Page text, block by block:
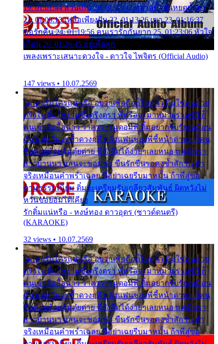
19. 01:01:44 ส่วนเกิน 20. 01:05:42 หยาดน้ำฝนหยดน้ำตา
21. 01:09:13 เหลือเพียงฝัน 22. 01:13:26 เขา 23. 01:16:37
ขอรักคืน 24. 01:19:56 คนเรารักกันยาก 25. 01:23:06 หัวใจ
เถื่อน 26. 01:26:45 อยู่เพื่อลูก
เพลงเพราะเสนาะดวงใจ - ดาวใจ ไพจิตร (Official Audio)
147 views • 10.07.2569
ไม่เคยรักใครแน่หรือ อยากเชื่อถือก็ไม่กล้า ติ๋มใช่คนสวย
ตรึงใจ ติ๋มใช่งามซึ้งตรึงตรา พี่หรือจะมาหมายร่วมชีวี ก็
คนเขาลืออื้อฉาว ว่าสาวๆรุมตอมพี่ ติ๋มอยากรับรักเหมือน
กัน แต่หวั่นจะช้ำดวงฤดี กลัวแฟนของพี่ชี้หน้าด่าทอ ก็คน
ชื่อต๋อยต้อยตุ้มตุ๋ยต่าย พี่ยังลืมได้ง่ายๆเลยหนอ แค่ตัวเรา
สาวบ้านนา แสนจะซอมซ่อ ขืนรักขืนรอคงช้ำสักวัน ถ้า
จริงเหมือนคำพร่ำเฉลย พี่อย่าเฉยรีบมาหมั้น ถ้าพี่สู่ขอ
ตามธรรมเนียม ติ๋มจะเตรียมรับเกลียวสัมพันธ์ ผิดหวังไม่
หวั่นขอยอมได้เคียง
รักติ๋มแน่หรือ - หงษ์ทอง ดาวอุดร (ซาวด์ดนตรี)
(KARAOKE)
32 views • 10.07.2569
ไม่เคยรักใครแน่หรือ อยากเชื่อถือก็ไม่กล้า ติ๋มใช่คนสวย
ตรึงใจ ติ๋มใช่งามซึ้งตรึงตรา พี่หรือจะมาหมายร่วมชีวี ก็
คนเขาลืออื้อฉาว ว่าสาวๆรุมตอมพี่ ติ๋มอยากรับรักเหมือน
กัน แต่หวั่นจะช้ำดวงฤดี กลัวแฟนของพี่ชี้หน้าด่าทอ ก็คน
ชื่อต๋อยต้อยตุ้มตุ๋ยต่าย พี่ยังลืมได้ง่ายๆเลยหนอ แค่ตัวเรา
สาวบ้านนา แสนจะซอมซ่อ ขืนรักขืนรอคงช้ำสักวัน ถ้า
จริงเหมือนคำพร่ำเฉลย พี่อย่าเฉยรีบมาหมั้น ถ้าพี่สู่ขอ